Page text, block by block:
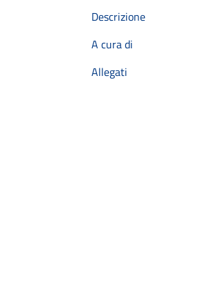
Descrizione
A cura di
Allegati